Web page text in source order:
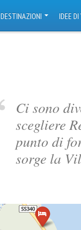
DESTINAZIONI IDEE
Ci sono
scegliere
punto di
sorge la